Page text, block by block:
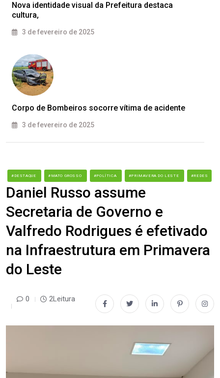
Nova identidade visual da Prefeitura destaca
cultura,
3 de fevereiro de 2025
Corpo de Bombeiros socorre vítima de acidente
3 de fevereiro de 2025
#DESTAQUE #MATO GROSSO #POLÍTICA #PRIMAVERA DO LESTE #REDES
Daniel Russo assume
Secretaria de Governo e
Valfredo Rodrigues é efetivado
na Infraestrutura em Primavera
do Leste
0 2Leitura